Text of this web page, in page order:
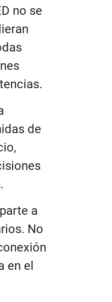
no se
de
a
No
en el